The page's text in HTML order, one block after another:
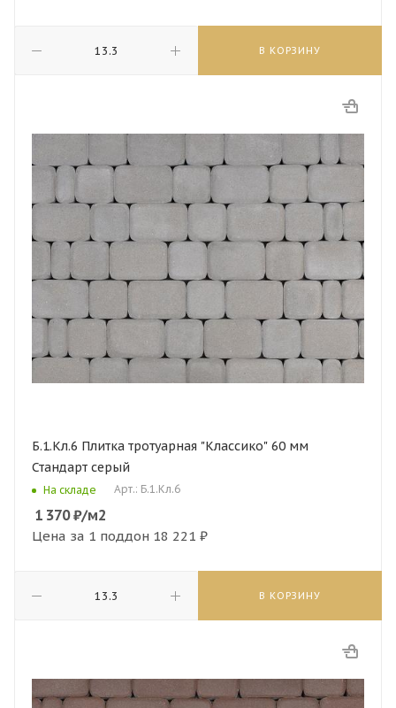
В КОРЗИНУ
Б.1.Кл.6 Плитка тротуарная "Классико" 60 мм
Стандарт серый
На складе Арт.: Б.1.Кл.6
1 370₽/м2
Цена за 1 поддон 18 221 ₽
В КОРЗИНУ